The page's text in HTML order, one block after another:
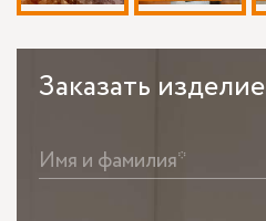
Заказать изделие
Имя и фамилия*